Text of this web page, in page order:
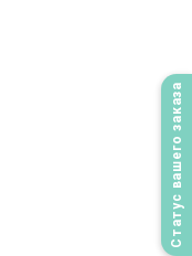
Статус вашего заказа